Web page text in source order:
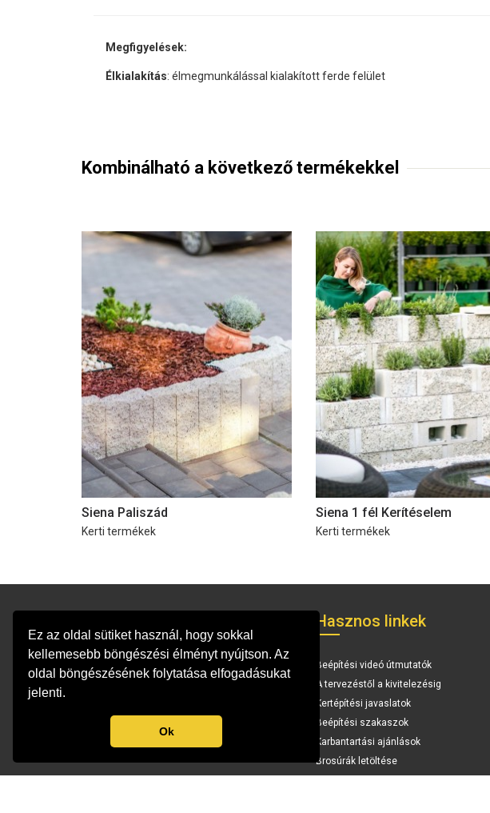
Ez az oldal sütiket használ, hogy sokkal
kellemesebb böngészési élményt nyújtson. Az
oldal böngészésének folytatása elfogadásukat
jelenti.
Ok
Megfigyelések:
Élkialakítás: élmegmunkálással kialakított ferde felület
Kombinálható a következő termékekkel
Siena Paliszád
Kerti termékek
Siena 1 fél Kerítéselem
Kerti termékek
Vállalat
Hasznos linkek
Beépítési videó útmutatók
A tervezéstől a kivitelezésig
Kertépítési javaslatok
Beépítési szakaszok
Karbantartási ajánlások
Brosúrák letöltése